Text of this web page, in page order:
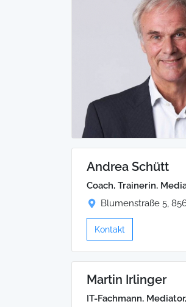
Andrea Schütt
Coach, Trainerin,
Blumenstraße 5,
Kontakt
Martin Irlinger
IT-Fachmann,